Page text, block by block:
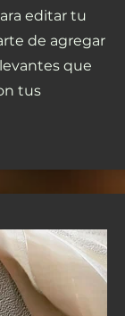
editar tu
de agregar
que
tus